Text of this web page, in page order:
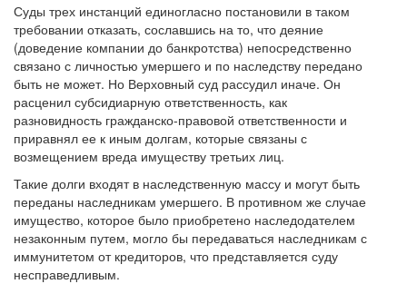
Суды трех инстанций единогласно постановили в таком
требовании отказать, сославшись на то, что деяние
(доведение компании до банкротства) непосредственно
связано с личностью умершего и по наследству передано
быть не может. Но Верховный суд рассудил иначе. Он
расценил субсидиарную ответственность, как
разновидность гражданско-правовой ответственности и
приравнял ее к иным долгам, которые связаны с
возмещением вреда имуществу третьих лиц.
Такие долги входят в наследственную массу и могут быть
переданы наследникам умершего. В противном же случае
имущество, которое было приобретено наследодателем
незаконным путем, могло бы передаваться наследникам с
иммунитетом от кредиторов, что представляется суду
несправедливым.